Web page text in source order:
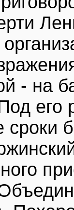
- на
его
сроки